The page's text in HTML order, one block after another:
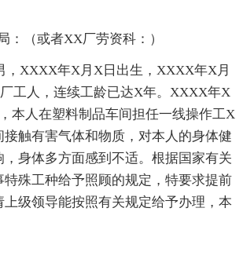
：（或者XX厂劳资科：）
，XXXX年X月X日出生，XXXX年X月
工人，连续工龄已达X年。XXXX年X
本人在塑料制品车间担任一线操作工X
触有害气体和物质，对本人的身体健
，身体多方面感到不适。根据国家有关
殊工种给予照顾的规定，特要求提前
上级领导能按照有关规定给予办理，本